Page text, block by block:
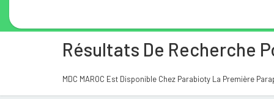
Résultats De Recherche
MDC MAROC Est Disponible Chez Parabioty La Première